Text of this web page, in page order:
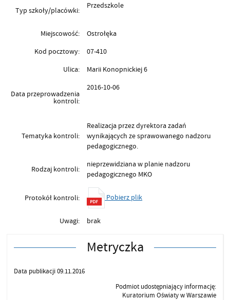
Typ szkoły/placówki:
Przedszkole
Miejscowość:
Ostrołęka
Kod pocztowy:
07-410
Ulica:
Marii Konopnickiej 6
Data przeprowadzenia
kontroli:
2016-10-06
Tematyka kontroli:
Realizacja przez dyrektora zadań
wynikających ze sprawowanego nadzoru
pedagogicznego.
Rodzaj kontroli:
nieprzewidziana w planie nadzoru
pedagogicznego MKO
Protokół kontroli: Pobierz plik
Uwagi: brak
Metryczka
Data publikacji 09.11.2016
Podmiot udostępniający informację:
Kuratorium Oświaty w Warszawie